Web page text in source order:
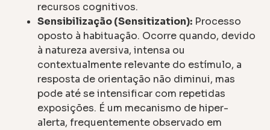
recursos cognitivos.
Sensibilização (Sensitization): Processo
oposto à habituação. Ocorre quando, devido
à natureza aversiva, intensa ou
contextualmente relevante do estímulo, a
resposta de orientação não diminui, mas
pode até se intensificar com repetidas
exposições. É um mecanismo de hiper-
alerta, frequentemente observado em